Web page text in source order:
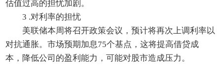
估值过高的担忧加剧。
3 .对利率的担忧
美联储本周将召开政策会议，预计将再次上调利率以
对抗通胀。市场预期加息75个基点，这将提高借贷成
本，降低公司的盈利能力，可能对股市造成压力。